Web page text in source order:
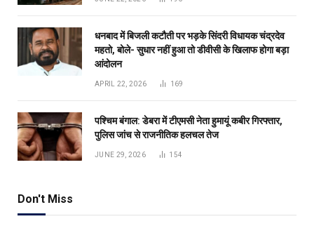
धनबाद में बिजली कटौती पर भड़के सिंदरी विधायक चंद्रदेव
महतो, बोले- सुधार नहीं हुआ तो डीवीसी के खिलाफ होगा बड़ा
आंदोलन
APRIL 22, 2026 169
पश्चिम बंगाल: डेबरा में टीएमसी नेता हुमायूं कबीर गिरफ्तार,
पुलिस जांच से राजनीतिक हलचल तेज
JUNE 29, 2026 154
Don't Miss